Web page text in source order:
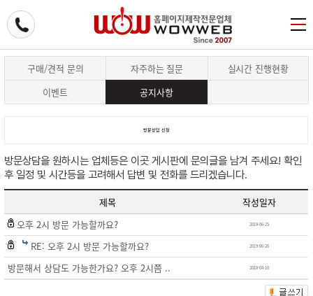
구매/견적 문의 자주하는 질문
실시간 진행현황
이벤트
공지사항
방문상담 신청
방문상담을 원하시는 업체등은 이곳 게시판에 문의글을 남겨 주세요! 확인
후 일정 및 시간등을 고려해서 답변 및 전화를 드리겠습니다.
제목
작성일자
오후 2시 방문 가능할까요?
2019-06-25
RE: 오후 2시 방문 가능할까요? 2019-06-26
방문해서 상담도 가능한가요? 오후 2시쯤 .. 2018-04-10